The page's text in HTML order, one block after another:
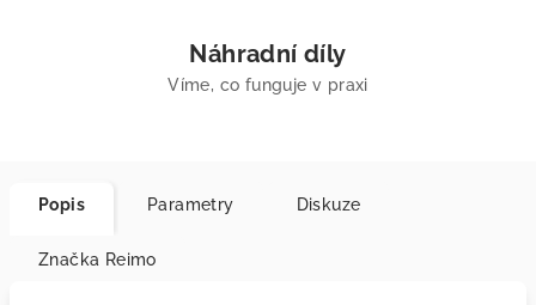
Náhradní díly
Víme, co funguje v praxi
Popis Parametry Diskuze
Značka Reimo